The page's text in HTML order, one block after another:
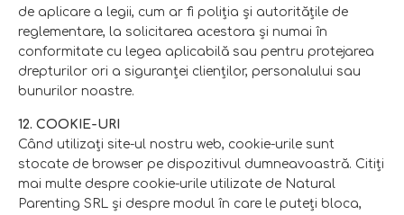
de aplicare a legii, cum ar fi poliția și autoritățile de
reglementare, la solicitarea acestora și numai în
conformitate cu legea aplicabilă sau pentru protejarea
drepturilor ori a siguranței clienților, personalului sau
bunurilor noastre.
12. COOKIE-URI
Când utilizaţi site-ul nostru web, cookie-urile sunt
stocate de browser pe dispozitivul dumneavoastră. Citiţi
mai multe despre cookie-urile utilizate de Natural
Parenting SRL şi despre modul în care le puteţi bloca,